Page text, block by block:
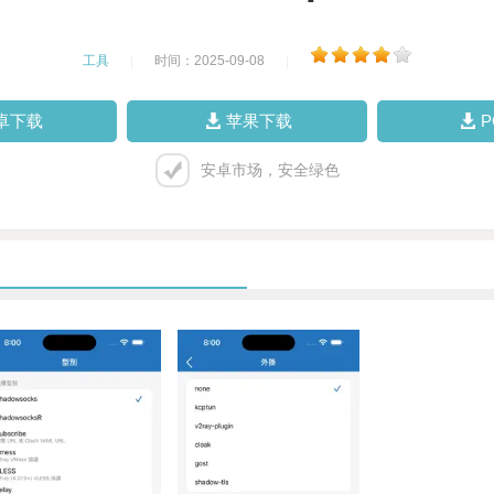
工具 时间：2025-09-08
下载 苹果下载
安卓市场，安全绿色